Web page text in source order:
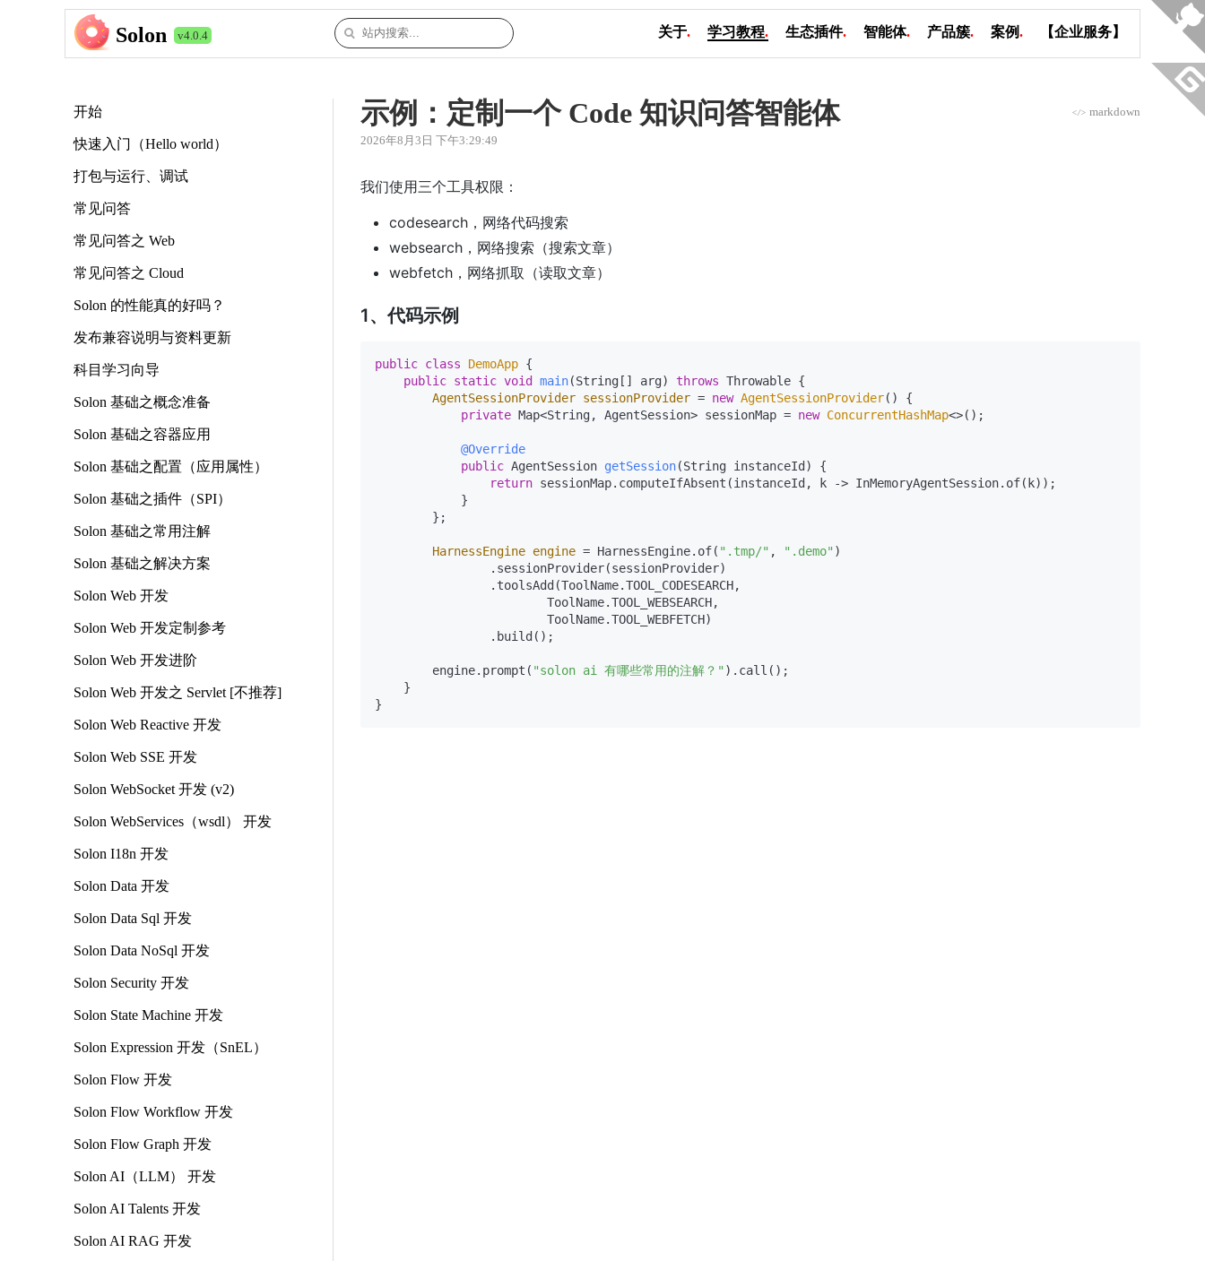
Solon v4.0.4 关于. 学习教程. 生态插件. 智能体. 产品簇. 案例. 【企业服务】
开始
快速入门（Hello world）
打包与运行、调试
常见问答
常见问答之 Web
常见问答之 Cloud
Solon 的性能真的好吗？
发布兼容说明与资料更新
科目学习向导
Solon 基础之概念准备
Solon 基础之容器应用
Solon 基础之配置（应用属性）
Solon 基础之插件（SPI）
Solon 基础之常用注解
Solon 基础之解决方案
Solon Web 开发
Solon Web 开发定制参考
Solon Web 开发进阶
Solon Web 开发之 Servlet [不推荐]
Solon Web Reactive 开发
Solon Web SSE 开发
Solon WebSocket 开发 (v2)
Solon WebServices（wsdl） 开发
Solon I18n 开发
Solon Data 开发
Solon Data Sql 开发
Solon Data NoSql 开发
Solon Security 开发
Solon State Machine 开发
Solon Expression 开发（SnEL）
Solon Flow 开发
Solon Flow Workflow 开发
Solon Flow Graph 开发
Solon AI（LLM） 开发
Solon AI Talents 开发
Solon AI RAG 开发
示例：定制一个 Code 知识问答智能体 </> markdown
2026年8月3日 下午3:29:49
我们使用三个工具权限：
codesearch，网络代码搜索
websearch，网络搜索（搜索文章）
webfetch，网络抓取（读取文章）
1、代码示例
public class DemoApp {
public static void main(String[] arg) throws Throwable {
AgentSessionProvider sessionProvider = new AgentSessionProvider() {
private Map<String, AgentSession> sessionMap = new ConcurrentHashMap<>();
@Override
public AgentSession getSession(String instanceId)
{
return sessionMap.computeIfAbsent(instanceId, k -> InMemoryAgentSession.of(k));
            }
        };
HarnessEngine engine = HarnessEngine.of( ".tmp/" , ".demo" )
                .sessionProvider(sessionProvider)
                .toolsAdd(ToolName.TOOL_CODESEARCH,
                        ToolName.TOOL_WEBSEARCH,
                        ToolName.TOOL_WEBFETCH)
                .build();
        engine.prompt(
"solon ai 有哪些常用的注解？" ).call();
    }